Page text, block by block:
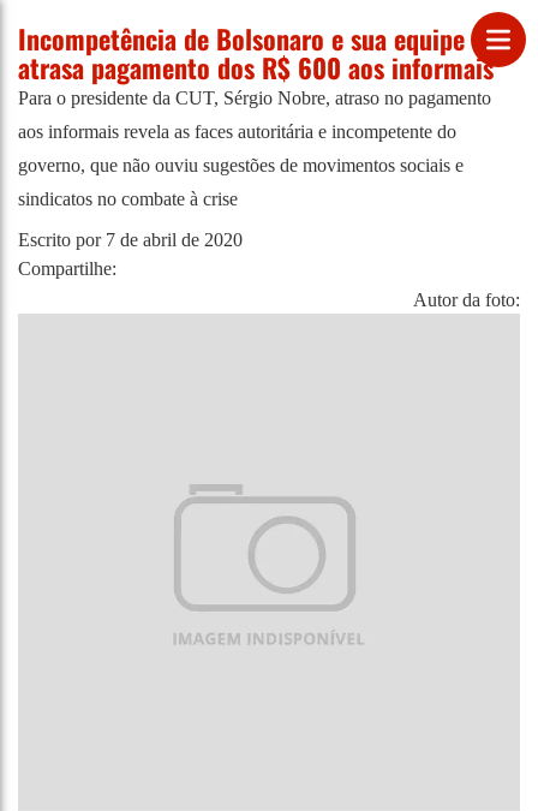
Incompetência de Bolsonaro e sua equipe
atrasa pagamento dos R$ 600 aos informais
Para o presidente da CUT, Sérgio Nobre, atraso no pagamento
aos informais revela as faces autoritária e incompetente do
governo, que não ouviu sugestões de movimentos sociais e
sindicatos no combate à crise
Escrito por 7 de abril de 2020
Compartilhe:
Autor da foto: